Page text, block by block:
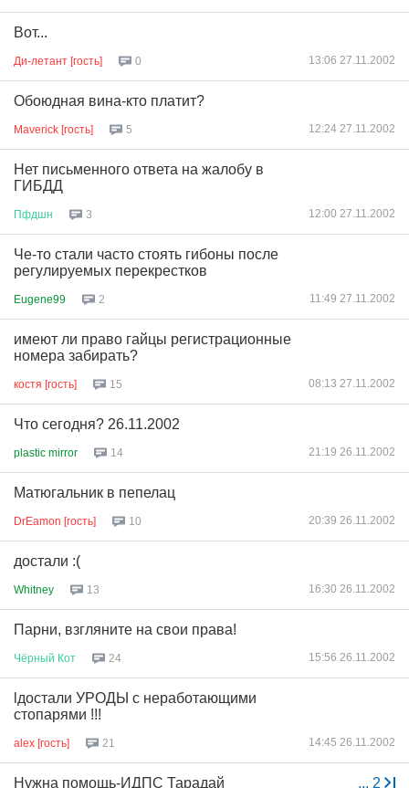
Вот...
Ди-летант [гость] 0 13:06 27.11.2002
Обоюдная вина-кто платит?
Maverick [гость] 5 12:24 27.11.2002
Нет письменного ответа на жалобу в
ГИБДД
Пфдшн 3 12:00 27.11.2002
Че-то стали часто стоять гибоны после
регулируемых перекрестков
Eugene99 2 11:49 27.11.2002
имеют ли право гайцы регистрационные
номера забирать?
костя [гость] 15 08:13 27.11.2002
Что сегодня? 26.11.2002
plastic mirror 14 21:19 26.11.2002
Матюгальник в пепелац
DrEamon [гость] 10 20:39 26.11.2002
достали :(
Whitney 13 16:30 26.11.2002
Парни, взгляните на свои права!
Чёрный Кот 24 15:56 26.11.2002
lдостали УРОДЫ с неработающими
стопарями !!!
alex [гость] 21 14:45 26.11.2002
... 2
Нужна помощь-ИДПС Тарадай